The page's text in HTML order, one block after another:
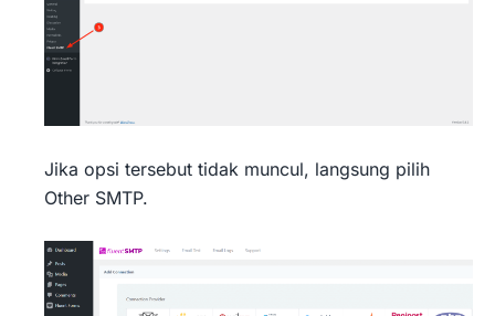
Jika opsi tersebut tidak muncul, langsung pilih
Other SMTP.